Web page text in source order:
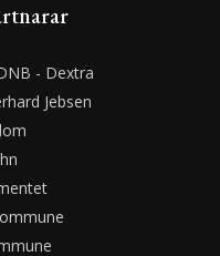
- Dextra
Jebsen